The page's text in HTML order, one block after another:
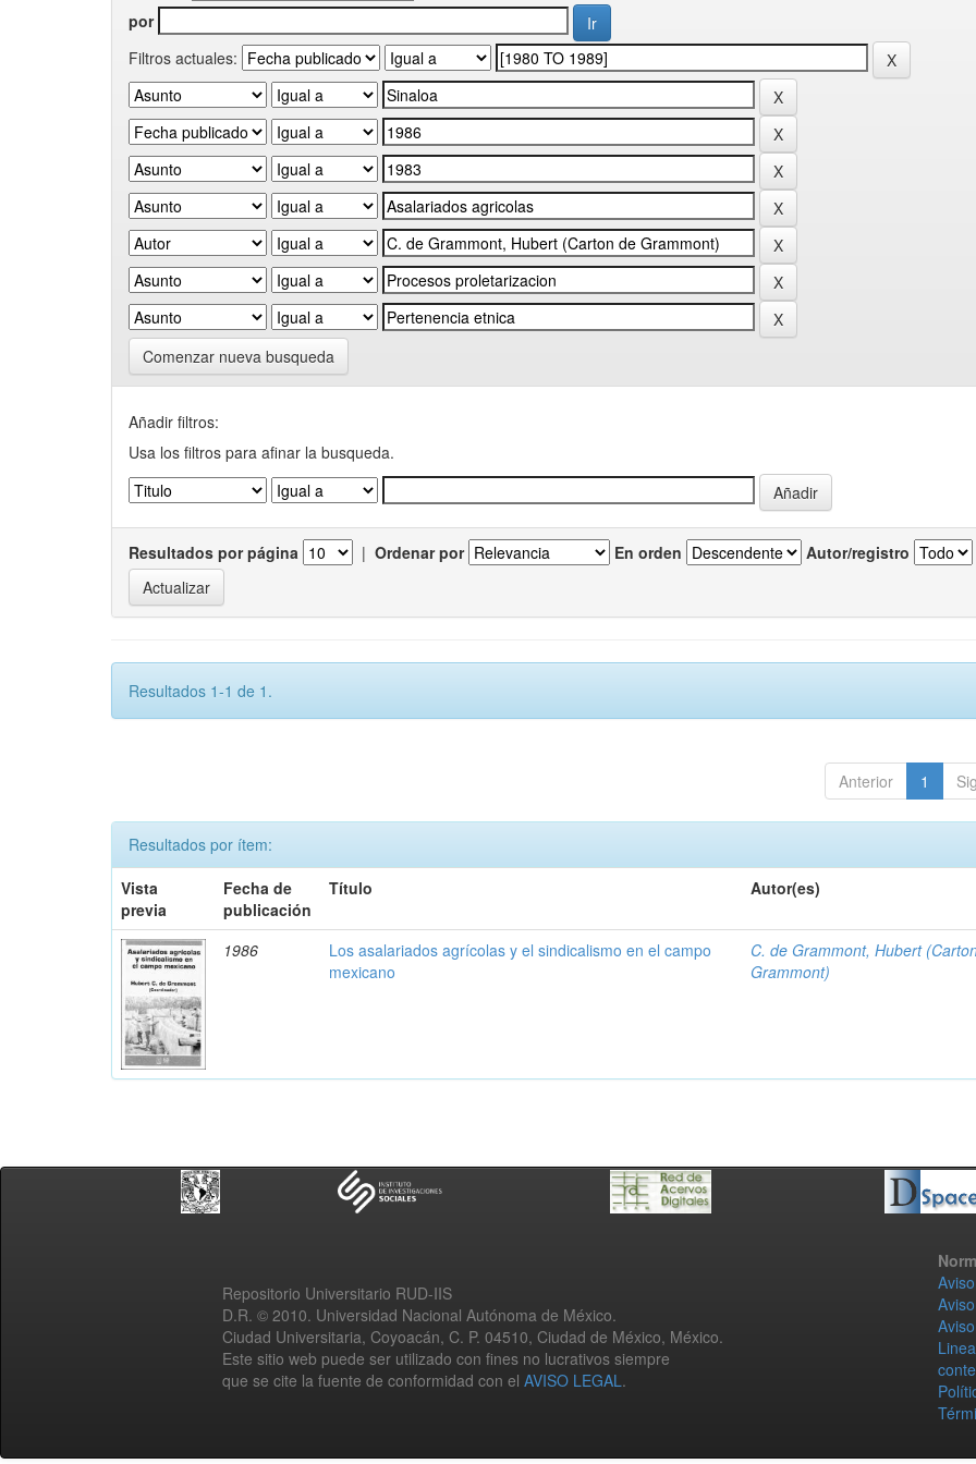
por
Filtros actuales:
Comenzar nueva busqueda
Añadir filtros:
Usa los filtros para afinar la busqueda.
Resultados por página | Ordenar por En orden Autor/registro
Resultados 1-1 de 1.
Anterior 1
Resultados por ítem:
Vista
previa
Fecha de
publicación
Título Autor(es)
1986
Los asalariados agrícolas y el sindicalismo en el campo
mexicano
C. de Grammont, Hubert
Grammont)
Repositorio Universitario RUD-IIS
D.R. © 2010. Universidad Nacional Autónoma de México.
Ciudad Universitaria, Coyoacán, C. P. 04510, Ciudad de México, México.
Este sitio web puede ser utilizado con fines no lucrativos siempre
que se cite la fuente de conformidad con el AVISO LEGAL.